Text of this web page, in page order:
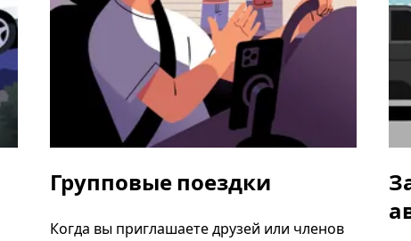
Групповые поездки
Когда вы приглашаете друзей или членов